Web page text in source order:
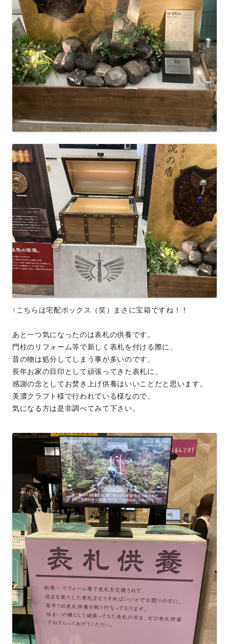
↑こちらは宅配ボックス（笑）まさに宝箱ですね！！
あと一つ気になったのは表札の供養です。
門柱のリフォーム等で新しく表札を付ける際に、
昔の物は処分してしまう事が多いのです、
長年お家の目印として頑張ってきた表札に、
感謝の念としてお焚き上げ供養はいいことだと思います。
美濃クラフト様で行われている様なので、
気になる方は是非調べてみて下さい。